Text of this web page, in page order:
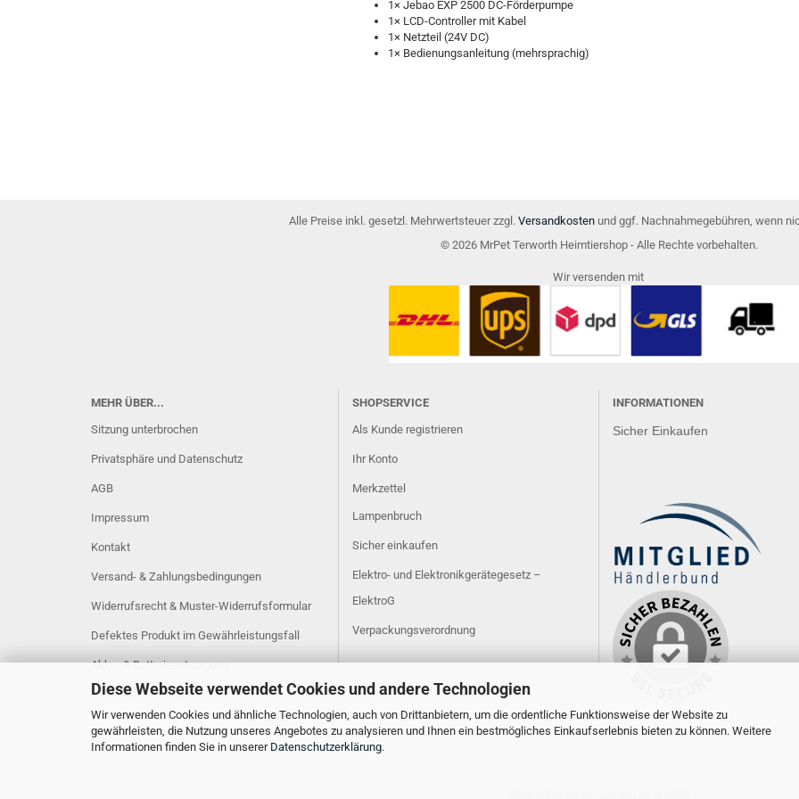
Diese Webseite verwendet Cookies und andere Technologien
Wir verwenden Cookies und ähnliche Technologien, auch von Drittanbietern, um die ordentliche Funktionsweise der Website zu
gewährleisten, die Nutzung unseres Angebotes zu analysieren und Ihnen ein bestmögliches Einkaufserlebnis bieten zu können. Weitere
Informationen finden Sie in unserer Datenschutzerklärung.
1× Jebao EXP 2500 DC-Förderpumpe
1× LCD-Controller mit Kabel
1× Netzteil (24V DC)
1× Bedienungsanleitung (mehrsprachig)
Alle Preise inkl. gesetzl. Mehrwertsteuer zzgl. Versandkosten und ggf. Nachnahmegebühren, wenn
© 2026 MrPet Terworth Heimtiershop - Alle Rechte vorbehalten.
Wir versenden mit
MEHR ÜBER...
Sitzung unterbrochen
Privatsphäre und Datenschutz
AGB
Impressum
Kontakt
Versand- & Zahlungsbedingungen
Widerrufsrecht & Muster-Widerrufsformular
Defektes Produkt im Gewährleistungsfall
Akku- & Batterieentsorgung
Cookie Einstellungen
SHOPSERVICE
Als Kunde registrieren
Ihr Konto
Merkzettel
Lampenbruch
Sicher einkaufen
Elektro- und Elektronikgerätegesetz –
ElektroG
Verpackungsverordnung
INFORMATIONEN
Sicher Einkaufen